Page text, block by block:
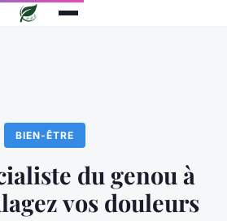
BIEN-ÊTRE
du genou à
vos douleurs